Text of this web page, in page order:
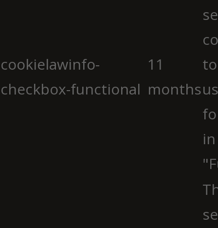
cookielawinfo-
checkbox-functional
11
months